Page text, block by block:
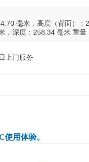
毫米，高度（背面）：
，深度：258.34 毫米 重量
上门服务
用体验。